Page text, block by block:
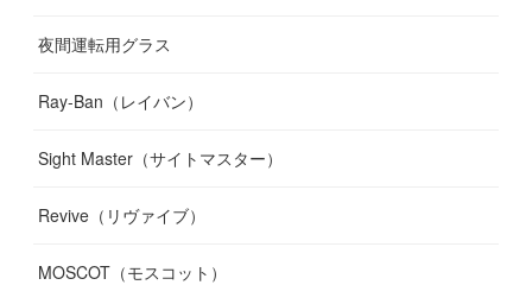
夜間運転用グラス
Ray-Ban（レイバン）
Sight Master（サイトマスター）
Revive（リヴァイブ）
MOSCOT（モスコット）